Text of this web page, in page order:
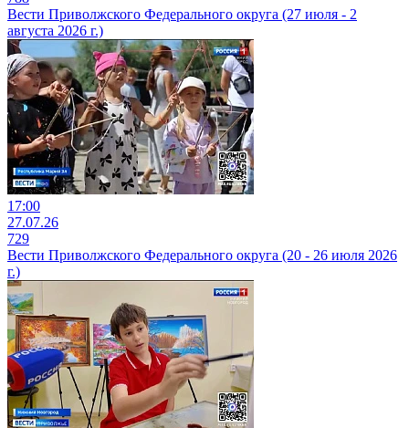
Вести Приволжского Федерального округа (27 июля - 2
августа 2026 г.)
17:00
27.07.26
729
Вести Приволжского Федерального округа (20 - 26 июля 2026
г.)